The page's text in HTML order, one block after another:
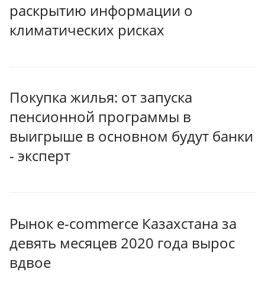
раскрытию информации о
климатических рисках
Покупка жилья: от запуска
пенсионной программы в
выигрыше в основном будут банки
- эксперт
Рынок e-commerce Казахстана за
девять месяцев 2020 года вырос
вдвое